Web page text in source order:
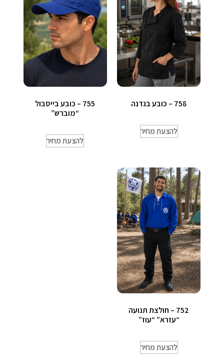
758 – כובע בנדנה
להצעת מחיר
755 – כובע בייסבול
“מוברש”
להצעת מחיר
752 – חולצת תנועה
“עזרא” “עוז”
להצעת מחיר